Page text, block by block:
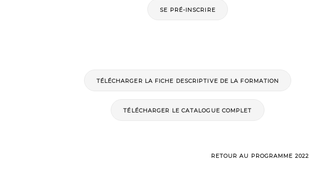
SE PRÉ-INSCRIRE
TÉLÉCHARGER LA FICHE DESCRIPTIVE DE LA FORMATION
TÉLÉCHARGER LE CATALOGUE COMPLET
RETOUR AU PROGRAMME 2022